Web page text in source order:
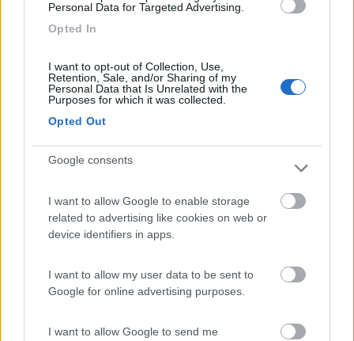
Personal Data for Targeted Advertising.
Opted In
I want to opt-out of Collection, Use,
Retention, Sale, and/or Sharing of my
Personal Data that Is Unrelated with the
Purposes for which it was collected.
Opted Out
Google consents
I want to allow Google to enable storage
related to advertising like cookies on web or
device identifiers in apps.
I want to allow my user data to be sent to
Google for online advertising purposes.
I want to allow Google to send me
Accessibilità Posizione Punto ristoro
turcoengine
Ottima e moderna area, C/S ben concepito,
comoda per il paese.
Caratteristiche Posizione
Map 23/08/2020 11:39
SAE. Allaccio elettrico a pagamento. 2 euro 8 ore.
Tranquilla. Attività commerciali vicine.
Accessibilità Caratteristiche Posizione
Prezzo